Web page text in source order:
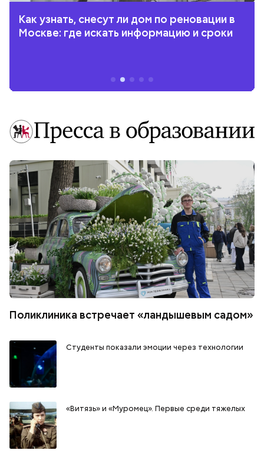
Как узнать, снесут ли дом по реновации в
Москве: где искать информацию и сроки
Поликлиника встречает «ландышевым садом»
Студенты показали эмоции через технологии
«Витязь» и «Муромец». Первые среди тяжелых